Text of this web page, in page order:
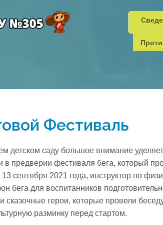
Фестиваль
детском саду большое внимание
в предверии фестиваля бега, который
сентября 2021 года, инструктор по
бега для воспитанников
сказочные герои, которые провели
разминку перед стартом.